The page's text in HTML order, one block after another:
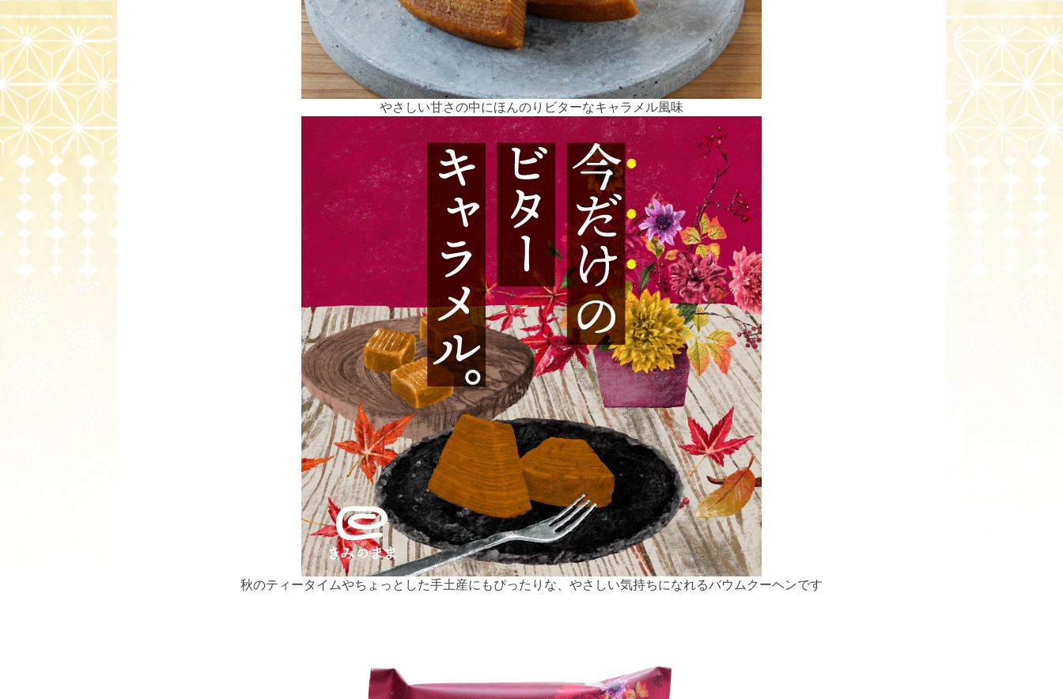
やさしい甘さの中にほんのりビターなキャラメル風味
秋のティータイムやちょっとした手土産にもぴったりな、やさしい気持ちになれるバウムクーヘンです